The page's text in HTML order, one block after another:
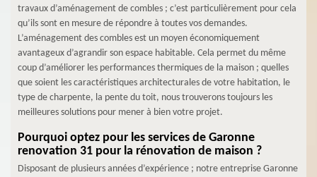
travaux d’aménagement de combles ; c’est particulièrement pour cela
qu’ils sont en mesure de répondre à toutes vos demandes.
L’aménagement des combles est un moyen économiquement
avantageux d’agrandir son espace habitable. Cela permet du même
coup d’améliorer les performances thermiques de la maison ; quelles
que soient les caractéristiques architecturales de votre habitation, le
type de charpente, la pente du toit, nous trouverons toujours les
meilleures solutions pour mener à bien votre projet.
Pourquoi optez pour les services de Garonne
renovation 31 pour la rénovation de maison ?
Disposant de plusieurs années d’expérience ; notre entreprise Garonne